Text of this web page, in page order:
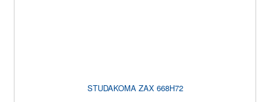
STUDAKOMA ZAX 668H72